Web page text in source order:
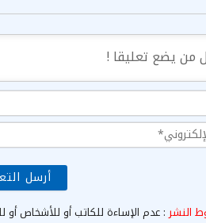
النشر : عدم الإساءة للكاتب أو للأشخاص أو